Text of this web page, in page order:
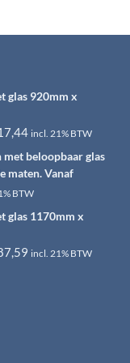
glas 920mm x
Huidige
prijs
is:
€4.917,44.
incl. 21% BTW
beloopbaar glas
maten. Vanaf
BTW
glas 1170mm x
Huidige
incl. 21% BTW